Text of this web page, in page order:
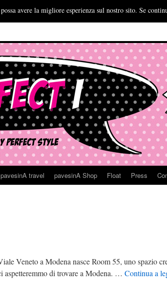
pavesinA travel pavesinA Shop Float Press
Veneto a Modena nasce Room 55, uno spazio
aspetteremmo di trovare a Modena. … Continua a
avere la migliore esperienza sul nostro sito. Se